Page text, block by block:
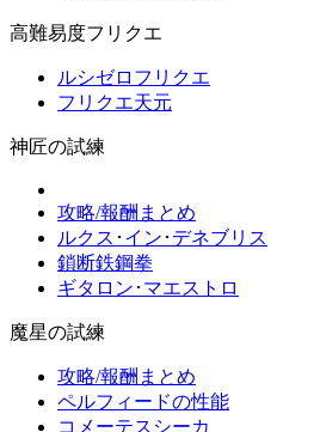
高難易度フリクエ
ルシゼロフリクエ
フリクエ天元
神匠の試練
攻略/報酬まとめ
ルクス･イン･デネブリス
鎖断鉄鋼拳
ギタロン･マエストロ
魔星の試練
攻略/報酬まとめ
ペルフィードの性能
コメーテスシーカ